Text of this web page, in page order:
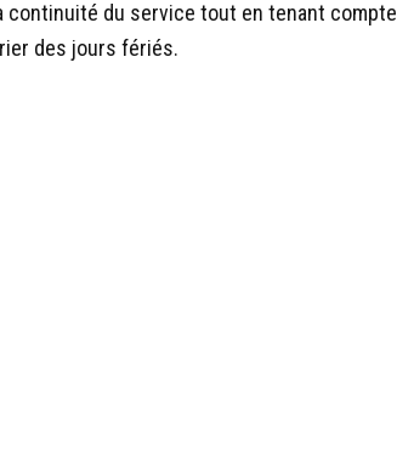
continuité du service tout en tenant compte
des jours fériés.